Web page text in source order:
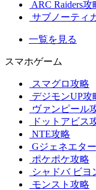
ARC Raiders攻
サブノーティ
一覧を見る
スマホゲーム
スマグロ攻略
デジモンUP攻
ヴァンピール
ドットアビス
NTE攻略
Gジェネエタ
ポケポケ攻略
シャドバ ビヨ
モンスト攻略